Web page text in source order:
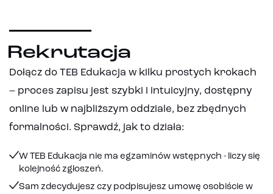
Rekrutacja
Dołącz do TEB Edukacja w kilku prostych krokach
– proces zapisu jest szybki i intuicyjny, dostępny
online lub w najbliższym oddziale, bez zbędnych
formalności. Sprawdź, jak to działa:
W TEB Edukacja nie ma egzaminów wstępnych - liczy się
kolejność zgłoszeń.
Sam zdecydujesz czy podpisujesz umowę osobiście w